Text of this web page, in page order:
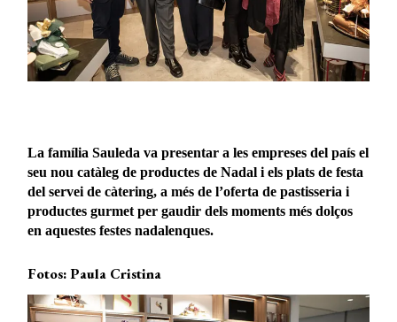
La família Sauleda va presentar a les empreses del país el
seu nou catàleg de productes de Nadal i els plats de festa
del servei de càtering, a més de l’oferta de pastisseria i
productes gurmet per gaudir dels moments més dolços
en aquestes festes nadalenques.
Fotos: Paula Cristina